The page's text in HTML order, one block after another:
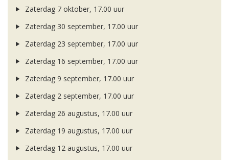
Zaterdag 7 oktober, 17.00 uur
Zaterdag 30 september, 17.00 uur
Zaterdag 23 september, 17.00 uur
Zaterdag 16 september, 17.00 uur
Zaterdag 9 september, 17.00 uur
Zaterdag 2 september, 17.00 uur
Zaterdag 26 augustus, 17.00 uur
Zaterdag 19 augustus, 17.00 uur
Zaterdag 12 augustus, 17.00 uur